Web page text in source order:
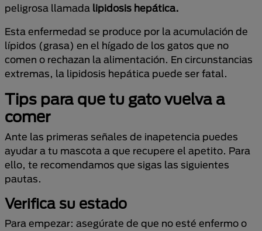
peligrosa llamada lipidosis hepática.
Esta enfermedad se produce por la acumulación de
lípidos (grasa) en el hígado de los gatos que no
comen o rechazan la alimentación. En circunstancias
extremas, la lipidosis hepática puede ser fatal.
Tips para que tu gato vuelva a
comer
Ante las primeras señales de inapetencia puedes
ayudar a tu mascota a que recupere el apetito. Para
ello, te recomendamos que sigas las siguientes
pautas.
Verifica su estado
Para empezar: asegúrate de que no esté enfermo o